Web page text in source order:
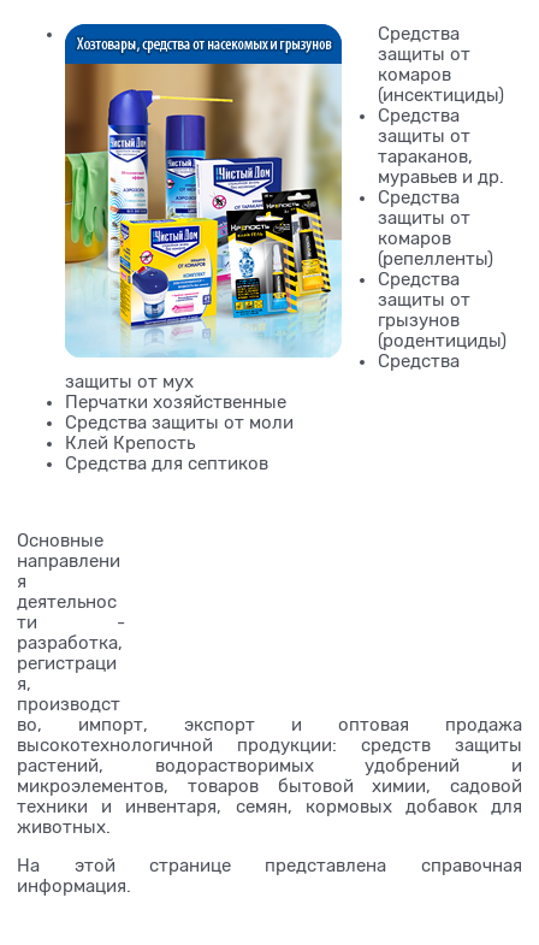
Средства
защиты от
комаров
(инсектициды)
Средства
защиты от
тараканов,
муравьев и др.
Средства
защиты от
комаров
(репелленты)
Средства
защиты от
грызунов
(родентициды)
Средства
защиты от мух
Перчатки хозяйственные
Средства защиты от моли
Клей Крепость
Средства для септиков
Основные
направлени
я
деятельнос
ти -
разработка,
регистраци
я,
производст
во, импорт, экспорт и оптовая продажа
высокотехнологичной продукции: средств защиты
растений, водорастворимых удобрений и
микроэлементов, товаров бытовой химии, садовой
техники и инвентаря, семян, кормовых добавок для
животных.
На этой странице представлена справочная
информация.